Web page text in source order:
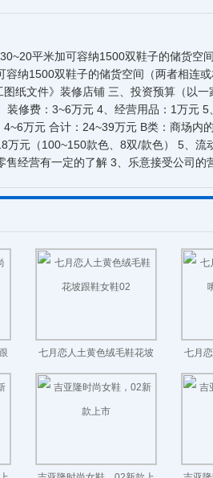
平米加可容纳1500双鞋子的储货空
纳1500双鞋子的储货空间（两者相连
纸文件》装修店铺 三、投资预算（以
修费：3~6万元 4、经营用品：1万元 5
万元 合计：24~39万元 B类：商场内
元（100~150款色、8双/款色） 5、流
经营有一定的了解 3、乐意接受公司的
七月恋人土黄色绒毛鞋花坡
跟鞋女鞋02
七月